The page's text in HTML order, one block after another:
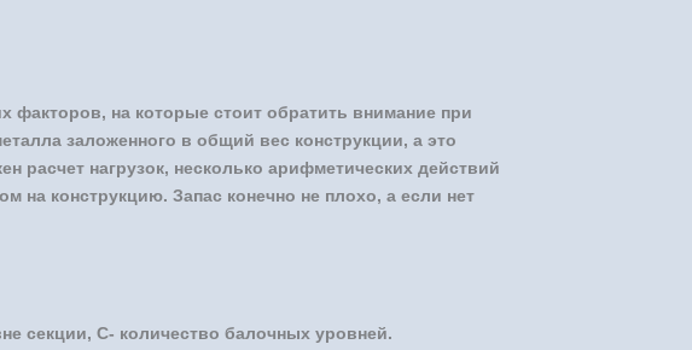
факторов, на которые стоит обратить внимание при
заложенного в общий вес конструкции, а это
расчет нагрузок, несколько арифметических действий
на конструкцию. Запас конечно не плохо, а если нет
секции, С- количество балочных уровней.